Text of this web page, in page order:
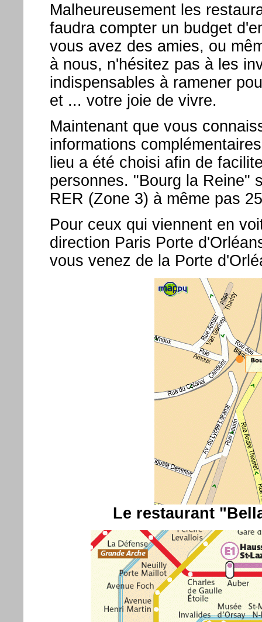
Malheureusement les
faudra compter un budget
vous avez des amies, ou
à nous, n'hésitez pas à les
indispensables à ramener
et ... votre joie de vivre.
Maintenant que vous
informations
lieu a été choisi afin de
personnes. "Bourg la Reine"
RER (Zone 3) à même pas
Pour ceux qui viennent en
direction Paris Porte
vous venez de la Porte
Le restaurant